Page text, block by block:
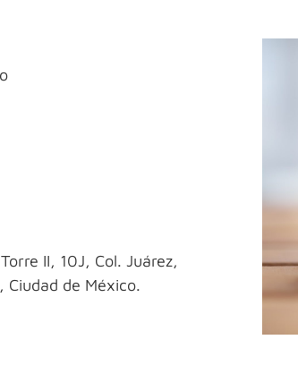
II, 10J, Col. Juárez,
de México.